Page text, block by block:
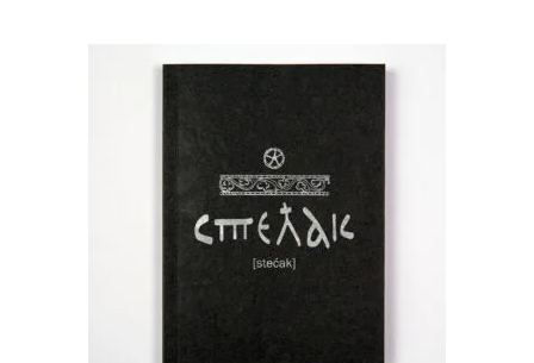
DODAJTE U KORPU